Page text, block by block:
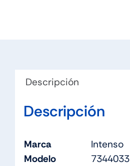
Descripción
Descripción
Marca
Intenso
Modelo
7344033